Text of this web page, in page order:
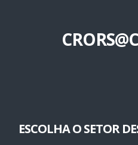
ESCOLHA O SETOR